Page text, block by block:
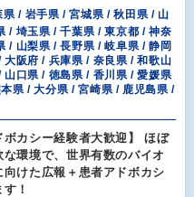
県 / 岩手県 / 宮城県 / 秋田県 / 山
/ 埼玉県 / 千葉県 / 東京都 / 神奈
/ 山梨県 / 長野県 / 岐阜県 / 静岡
阪府 / 兵庫県 / 奈良県 / 和歌山
口県 / 徳島県 / 香川県 / 愛媛県
県 / 大分県 / 宮崎県 / 鹿児島県 /
ボカシー経験者大歓迎】 ほぼ
環境で、世界有数のバイオ
けた広報＋患者アドボカシ
！